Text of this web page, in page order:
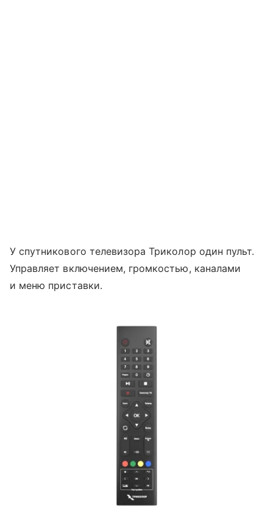
У спутникового телевизора Триколор один пульт.
Управляет включением, громкостью, каналами
и меню приставки.